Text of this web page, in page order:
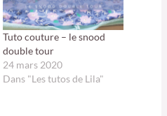
Tuto couture – le snood
double tour
24 mars 2020
Dans "Les tutos de Lila"